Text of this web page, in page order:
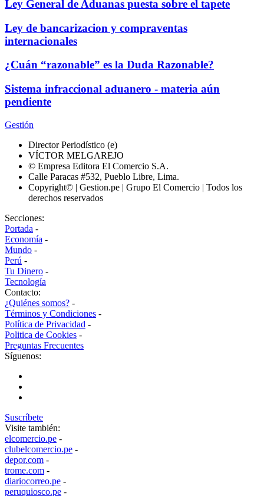
Ley General de Aduanas puesta sobre el tapete
Ley de bancarizacion y compraventas
internacionales
¿Cuán “razonable” es la Duda Razonable?
Sistema infraccional aduanero - materia aún
pendiente
Gestión
Director Periodístico (e)
VÍCTOR MELGAREJO
© Empresa Editora El Comercio S.A.
Calle Paracas #532, Pueblo Libre, Lima.
Copyright© | Gestion.pe | Grupo El Comercio | Todos los
derechos reservados
Secciones:
Portada -
Economía -
Mundo -
Perú -
Tu Dinero -
Tecnología
Contacto:
¿Quiénes somos? -
Términos y Condiciones -
Política de Privacidad -
Politica de Cookies -
Preguntas Frecuentes
Síguenos:
Suscríbete
Visite también:
elcomercio.pe -
clubelcomercio.pe -
depor.com -
trome.com -
diariocorreo.pe -
peruquiosco.pe -